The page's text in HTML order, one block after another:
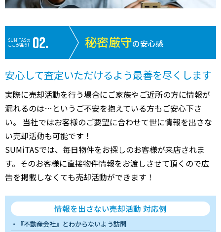
SUMiTASの
ここが違う!
秘密厳守の安心感
安心して査定いただけるよう最善を尽くします
実際に売却活動を行う場合にご家族やご近所の方に情報が
漏れるのは…というご不安を抱えている方もご安心下さ
い。 当社ではお客様のご要望に合わせて世に情報を出さな
い売却活動も可能です！
SUMiTASでは、毎日物件をお探しのお客様が来店されま
す。そのお客様に直接物件情報をお渡しさせて頂くので広
告を掲載しなくても売却活動ができます！
情報を出さない売却活動 対応例
『不動産会社』とわからないよう訪問